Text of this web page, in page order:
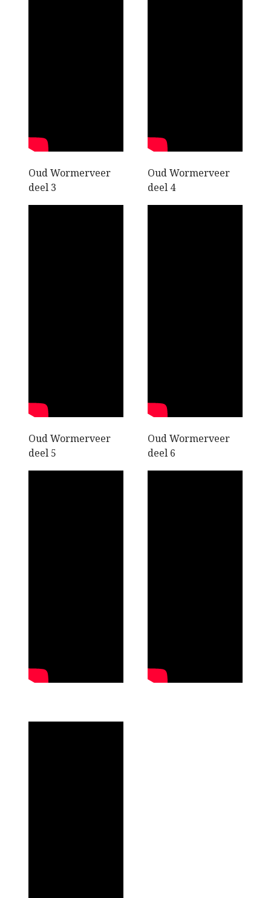
Oud Wormerveer
deel 3
Oud Wormerveer
deel 4
Oud Wormerveer
deel 5
Oud Wormerveer
deel 6